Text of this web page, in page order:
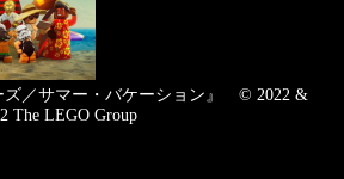
ズ／サマー・バケーション』 © 2022 &
The LEGO Group